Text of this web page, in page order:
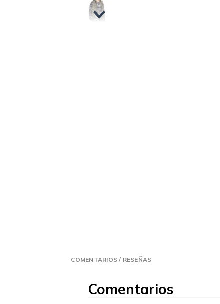
COMENTARIOS / RESEÑAS
Comentarios